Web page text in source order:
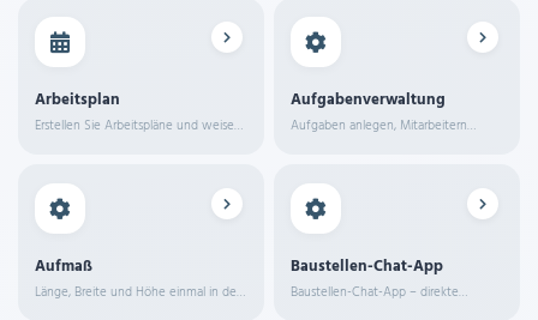
System, ohne Umwege über Excel
oder Word.
Arbeitsplan
Erstellen Sie Arbeitspläne und weisen
Aufgabenverwaltung
Aufgaben anlegen, Mitarbeitern
auf der Baustelle.
Aufmaß
Länge, Breite und Höhe einmal in der
Baustellen-Chat-App
Baustellen-Chat-App – direkte